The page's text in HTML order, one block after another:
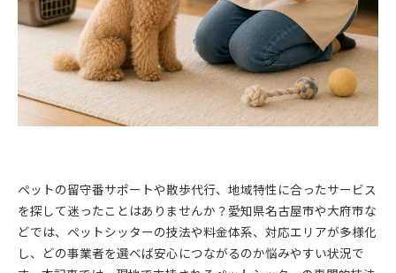
ペットの留守番サポートや散歩代行、地域特性に合ったサービス
を探して迷ったことはありませんか？愛知県名古屋市や大府市な
どでは、ペットシッターの技法や料金体系、対応エリアが多様化
し、どの事業者を選べば安心につながるのか悩みやすい状況で